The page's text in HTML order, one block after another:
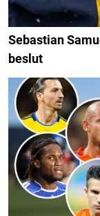
Sebastian
beslut